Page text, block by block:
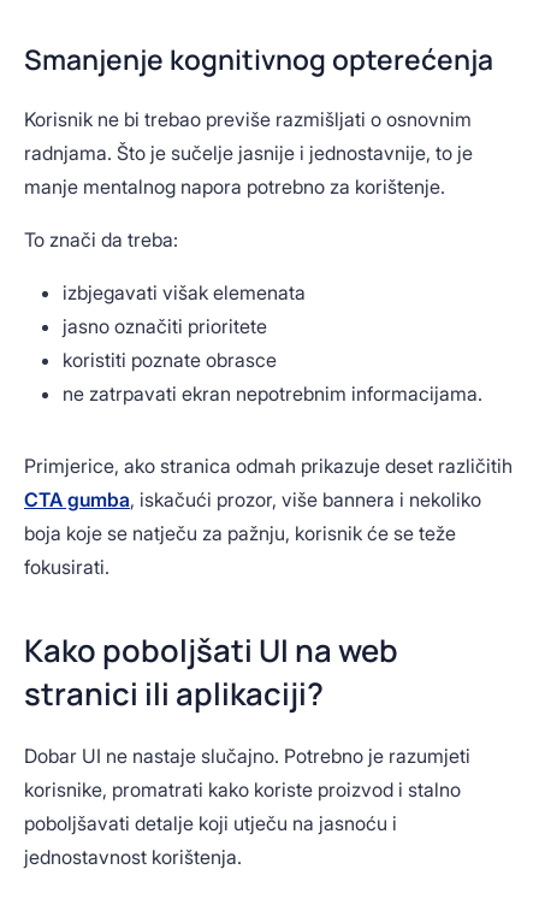
Smanjenje kognitivnog opterećenja
Korisnik ne bi trebao previše razmišljati o osnovnim
radnjama. Što je sučelje jasnije i jednostavnije, to je
manje mentalnog napora potrebno za korištenje.
To znači da treba:
izbjegavati višak elemenata
jasno označiti prioritete
koristiti poznate obrasce
ne zatrpavati ekran nepotrebnim informacijama.
Primjerice, ako stranica odmah prikazuje deset različitih
CTA gumba, iskačući prozor, više bannera i nekoliko
boja koje se natječu za pažnju, korisnik će se teže
fokusirati.
Kako poboljšati UI na web
stranici ili aplikaciji?
Dobar UI ne nastaje slučajno. Potrebno je razumjeti
korisnike, promatrati kako koriste proizvod i stalno
poboljšavati detalje koji utječu na jasnoću i
jednostavnost korištenja.